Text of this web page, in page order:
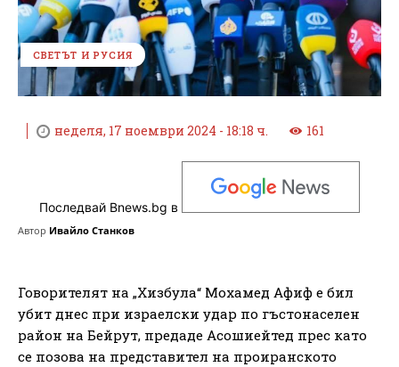
СВЕТЪТ И РУСИЯ
неделя, 17 ноември 2024 - 18:18 ч. 161
Последвай Bnews.bg в
Автор Ивайло Станков
Говорителят на „Хизбула“ Мохамед Афиф е бил
убит днес при израелски удар по гъстонаселен
район на Бейрут, предаде Асошиейтед прес като
се позова на представител на проиранското